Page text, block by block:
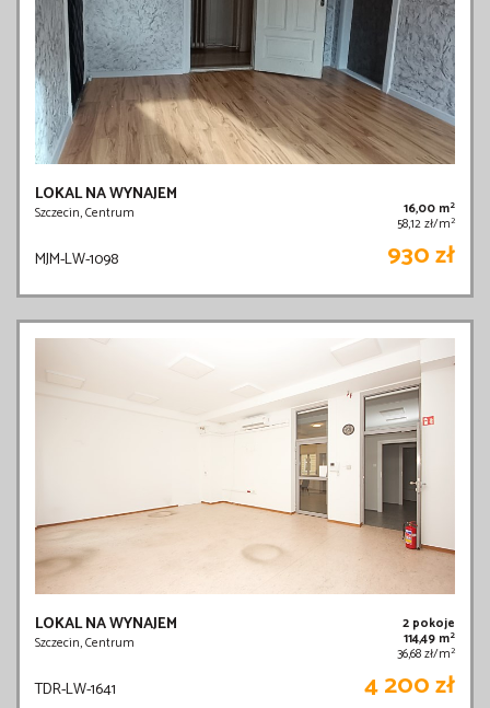
LOKAL NA WYNAJEM
Szczecin, Centrum 16,00 m2
58,12 zł/m2
MJM-LW-1098 930 zł
LOKAL NA WYNAJEM
Szczecin, Centrum
2 pokoje
114,49 m2
36,68 zł/m2
TDR-LW-1641 4 200 zł